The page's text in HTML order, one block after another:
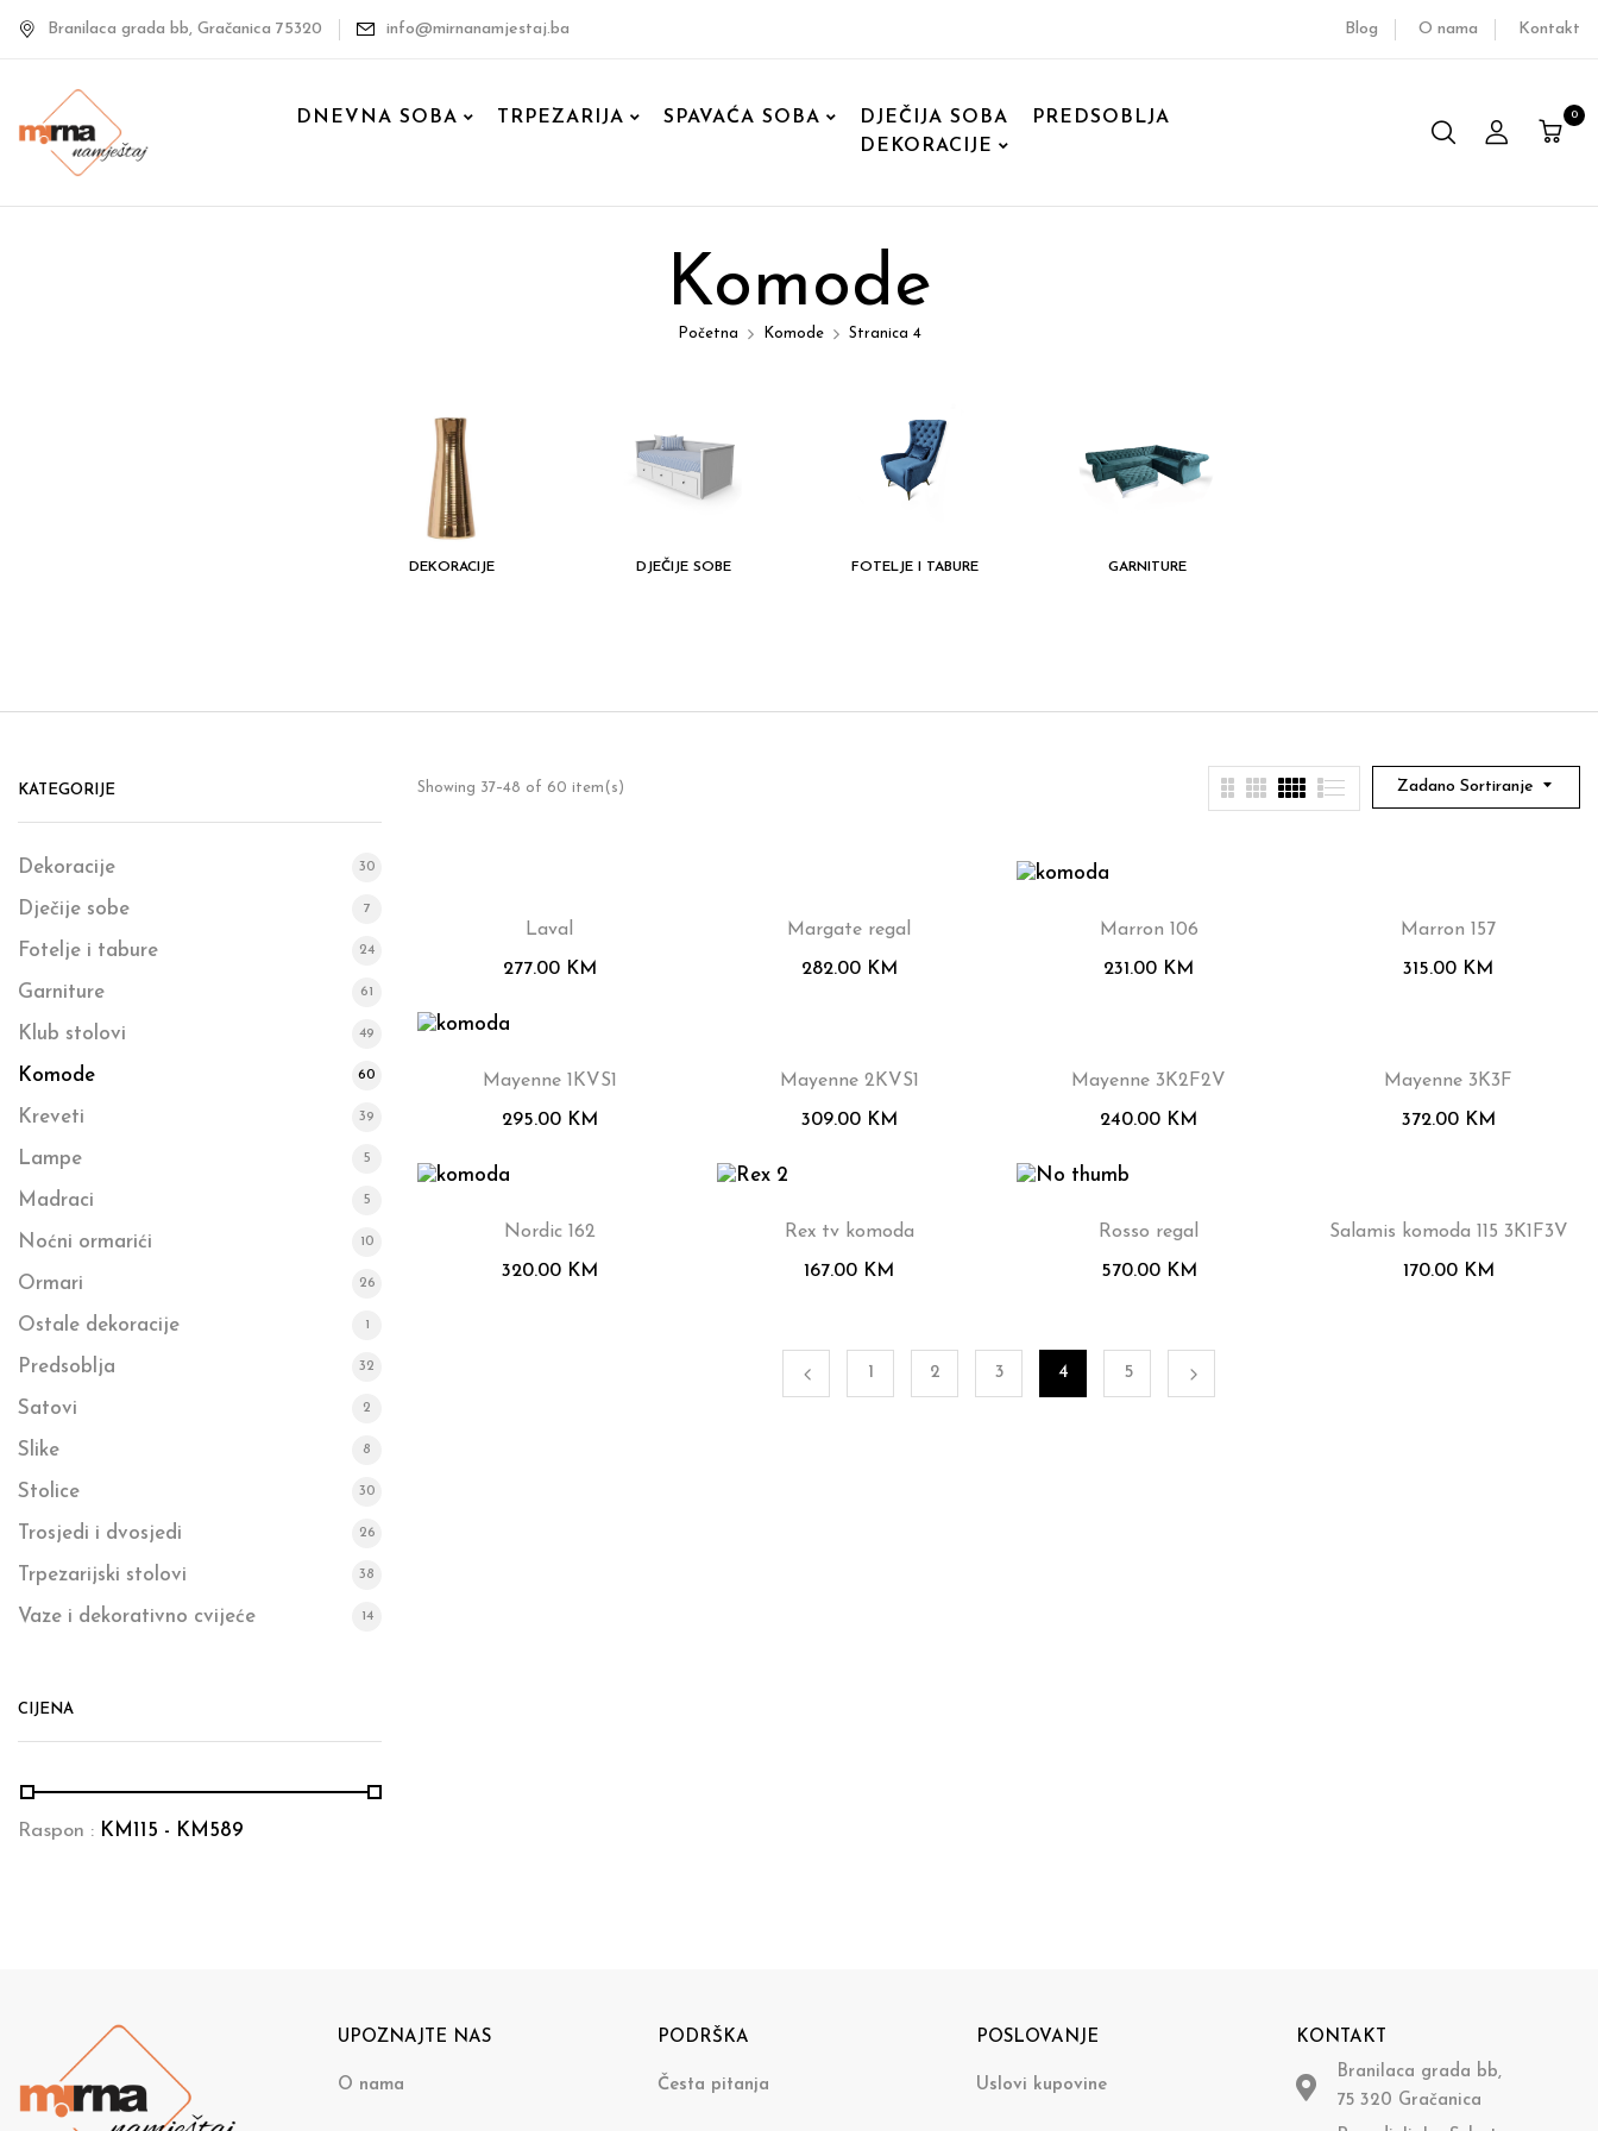
Branilaca grada bb, Gračanica 75320 info@mirnanamjestaj.ba Blog O nama Kontakt
DNEVNA SOBA TRPEZARIJA SPAVAĆA SOBA DJEČIJA SOBA
PREDSOBLJA
DEKORACIJE
0
Komode
Početna Komode Stranica 4
DEKORACIJE DJEČIJE SOBE FOTELJE I TABURE GARNITURE
KATEGORIJE
Dekoracije 30
Dječije sobe 7
Fotelje i tabure 24
Garniture 61
Klub stolovi 49
Komode 60
Kreveti 39
Lampe 5
Madraci 5
Noćni ormarići 10
Ormari 26
Ostale dekoracije 1
Predsoblja 32
Satovi 2
Slike 8
Stolice 30
Trosjedi i dvosjedi 26
Trpezarijski stolovi 38
Vaze i dekorativno cvijeće 14
CIJENA
Raspon : KM 115 - KM589
Zadano Sortiranje
Showing 37–48 of 60 item(s)
Laval
277.00 KM
Margate regal
282.00 KM
Marron 106
231.00 KM
Marron 157
315.00 KM
Mayenne 1KVS1
295.00 KM
Mayenne 2KVS1
309.00 KM
Mayenne 3K2F2V
240.00 KM
Mayenne 3K3F
372.00 KM
Nordic 162
320.00 KM
Rex tv komoda
167.00 KM
Rosso regal
570.00 KM
Salamis komoda 115 3K1F3V
170.00 KM
1 2 3 4 5
UPOZNAJTE NAS
O nama
PODRŠKA
Česta pitanja
POSLOVANJE
Uslovi kupovine
KONTAKT
Branilaca grada bb,
75 320 Gračanica